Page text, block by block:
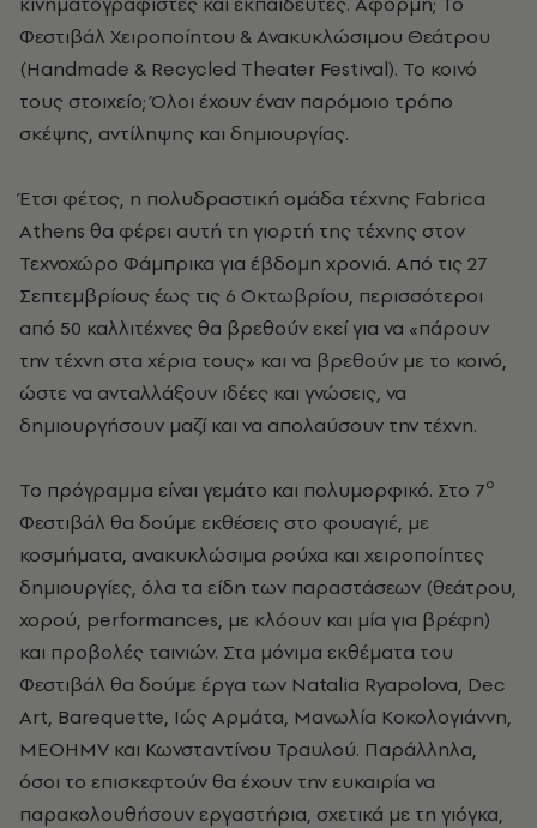
Φεστιβάλ Χειροποίητου & Ανακυκλώσιμου Θεάτρου
(Handmade & Recycled Theater Festival). Το κοινό
τους στοιχείο; Όλοι έχουν έναν παρόμοιο τρόπο
σκέψης, αντίληψης και δημιουργίας.
Έτσι φέτος, η πολυδραστική ομάδα τέχνης Fabrica
Athens θα φέρει αυτή τη γιορτή της τέχνης στον
Τεχνοχώρο Φάμπρικα για έβδομη χρονιά. Από τις 27
Σεπτεμβρίους έως τις 6 Οκτωβρίου, περισσότεροι
από 50 καλλιτέχνες θα βρεθούν εκεί για να «πάρουν
την τέχνη στα χέρια τους» και να βρεθούν με το κοινό,
ώστε να ανταλλάξουν ιδέες και γνώσεις, να
δημιουργήσουν μαζί και να απολαύσουν την τέχνη.
Το πρόγραμμα είναι γεμάτο και πολυμορφικό. Στο 7ο
Φεστιβάλ θα δούμε εκθέσεις στο φουαγιέ, με
κοσμήματα, ανακυκλώσιμα ρούχα και χειροποίητες
δημιουργίες, όλα τα είδη των παραστάσεων (θεάτρου,
χορού, performances, με κλόουν και μία για βρέφη)
και προβολές ταινιών. Στα μόνιμα εκθέματα του
Φεστιβάλ θα δούμε έργα των Natalia Ryapolova, Dec
Art, Barequette, Ιώς Αρμάτα, Μανωλία Κοκολογιάννη,
MEOHMV και Κωνσταντίνου Τραυλού. Παράλληλα,
όσοι το επισκεφτούν θα έχουν την ευκαιρία να
παρακολουθήσουν εργαστήρια, σχετικά με τη γιόγκα,